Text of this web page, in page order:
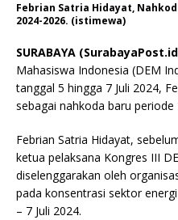
Febrian Satria Hidayat,
2024-2026. (istimewa)
SURABAYA
Mahasiswa Indonesia (DEM
tanggal 5 hingga 7 Juli 2024,
sebagai nahkoda baru periode
Febrian Satria Hidayat,
ketua pelaksana Kongres III
diselenggarakan oleh
pada konsentrasi sektor
– 7 Juli 2024.